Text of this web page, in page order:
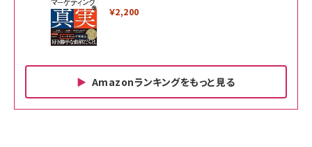
￥2,200
Amazonランキングをもっと見る